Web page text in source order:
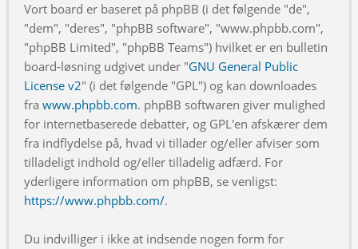
Vort board er baseret på phpBB (i det følgende "de",
"dem", "deres", "phpBB software", "www.phpbb.com",
"phpBB Limited", "phpBB Teams") hvilket er en bulletin
board-løsning udgivet under "GNU General Public
License v2" (i det følgende "GPL") og kan downloades
fra www.phpbb.com. phpBB softwaren giver mulighed
for internetbaserede debatter, og GPL'en afskærer dem
fra indflydelse på, hvad vi tillader og/eller afviser som
tilladeligt indhold og/eller tilladelig adfærd. For
yderligere information om phpBB, se venligst:
https://www.phpbb.com/.
Du indvilliger i ikke at indsende nogen form for